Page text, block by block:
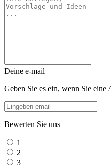
Deine e-mail
Geben Sie es ein, wenn Sie eine
Bewerten Sie uns
1
2
3